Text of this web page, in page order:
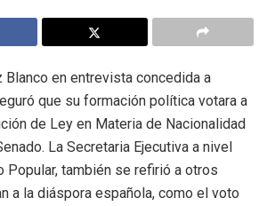
Blanco en entrevista concedida a
que su formación política votara a
de Ley en Materia de Nacionalidad
La Secretaria Ejecutiva a nivel
Popular, también se refirió a otros
a la diáspora española, como el voto